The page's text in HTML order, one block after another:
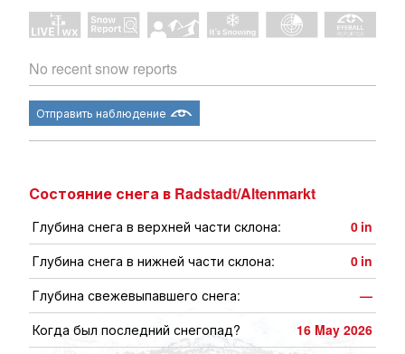
No recent snow reports
Отправить наблюдение
Состояние снега в Radstadt/Altenmarkt
Глубина снега в верхней части склона: 0 in
Глубина снега в нижней части склона:
0 in
Глубина свежевыпавшего снега:
—
Когда был последний снегопад?
16 May 2026